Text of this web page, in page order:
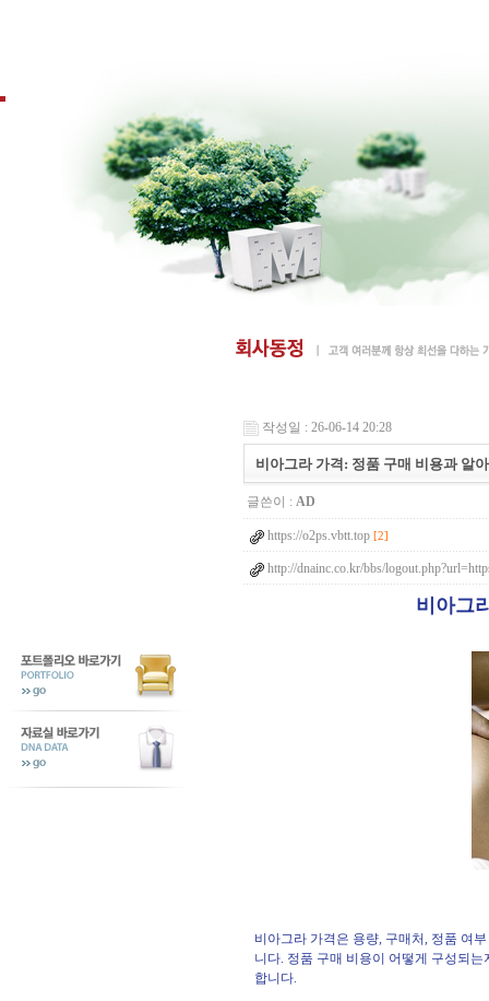
작성일 : 26-06-14 20:28
비아그라 가격: 정품 구매 비용과 알
글쓴이 : AD
https://o2ps.vbtt.top [2]
http://dnainc.co.kr/bbs/
비아그
비아그라 가격은 용량, 구매처, 정품 여
니다. 정품 구매 비용이 어떻게 구성되
합니다.